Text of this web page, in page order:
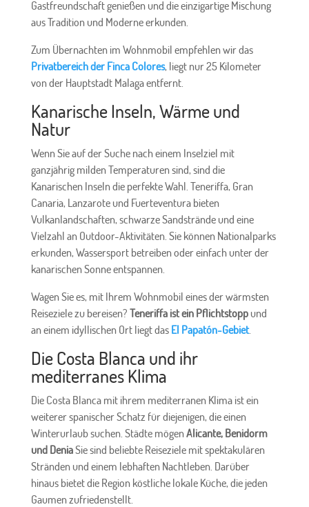
Gastfreundschaft genießen und die einzigartige Mischung
aus Tradition und Moderne erkunden.
Zum Übernachten im Wohnmobil empfehlen wir das
Privatbereich der Finca Colores, liegt nur 25 Kilometer
von der Hauptstadt Malaga entfernt.
Kanarische Inseln, Wärme und
Natur
Wenn Sie auf der Suche nach einem Inselziel mit
ganzjährig milden Temperaturen sind, sind die
Kanarischen Inseln die perfekte Wahl. Teneriffa, Gran
Canaria, Lanzarote und Fuerteventura bieten
Vulkanlandschaften, schwarze Sandstrände und eine
Vielzahl an Outdoor-Aktivitäten. Sie können Nationalparks
erkunden, Wassersport betreiben oder einfach unter der
kanarischen Sonne entspannen.
Wagen Sie es, mit Ihrem Wohnmobil eines der wärmsten
Reiseziele zu bereisen? Teneriffa ist ein Pflichtstoppund
an einem idyllischen Ort liegt das El Papatón-Gebiet.
Die Costa Blanca und ihr
mediterranes Klima
Die Costa Blanca mit ihrem mediterranen Klima ist ein
weiterer spanischer Schatz für diejenigen, die einen
Winterurlaub suchen. Städte mögenAlicante, Benidorm
und DeniaSie sind beliebte Reiseziele mit spektakulären
Stränden und einem lebhaften Nachtleben. Darüber
hinaus bietet die Region köstliche lokale Küche, die jeden
Gaumen zufriedenstellt.